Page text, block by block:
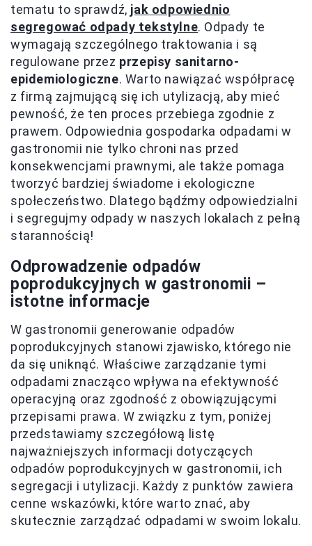
tematu to sprawdź, jak odpowiednio
segregować odpady tekstylne. Odpady te
wymagają szczególnego traktowania i są
regulowane przez przepisy sanitarno-
epidemiologiczne. Warto nawiązać współpracę
z firmą zajmującą się ich utylizacją, aby mieć
pewność, że ten proces przebiega zgodnie z
prawem. Odpowiednia gospodarka odpadami w
gastronomii nie tylko chroni nas przed
konsekwencjami prawnymi, ale także pomaga
tworzyć bardziej świadome i ekologiczne
społeczeństwo. Dlatego bądźmy odpowiedzialni
i segregujmy odpady w naszych lokalach z pełną
starannością!
Odprowadzenie odpadów
poprodukcyjnych w gastronomii –
istotne informacje
W gastronomii generowanie odpadów
poprodukcyjnych stanowi zjawisko, którego nie
da się uniknąć. Właściwe zarządzanie tymi
odpadami znacząco wpływa na efektywność
operacyjną oraz zgodność z obowiązującymi
przepisami prawa. W związku z tym, poniżej
przedstawiamy szczegółową listę
najważniejszych informacji dotyczących
odpadów poprodukcyjnych w gastronomii, ich
segregacji i utylizacji. Każdy z punktów zawiera
cenne wskazówki, które warto znać, aby
skutecznie zarządzać odpadami w swoim lokalu.